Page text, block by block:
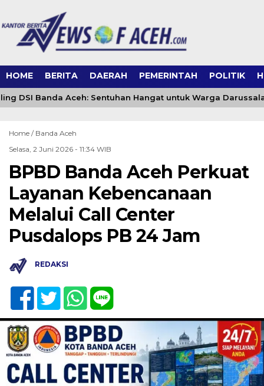
HOME BERITA DAERAH PEMERINTAH POLITIK
DSI Banda Aceh: Sentuhan Hangat untuk Warga
Home / Banda Aceh
Selasa, 2 Juni 2026 - 11:34 WIB
BPBD Banda Aceh Perkuat
Layanan Kebencanaan
Melalui Call Center
Pusdalops PB 24 Jam
REDAKSI